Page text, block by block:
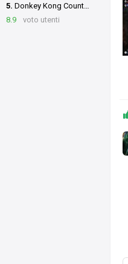
5. Donkey Kong Country: Tropical Freeze
8.9
voto utenti